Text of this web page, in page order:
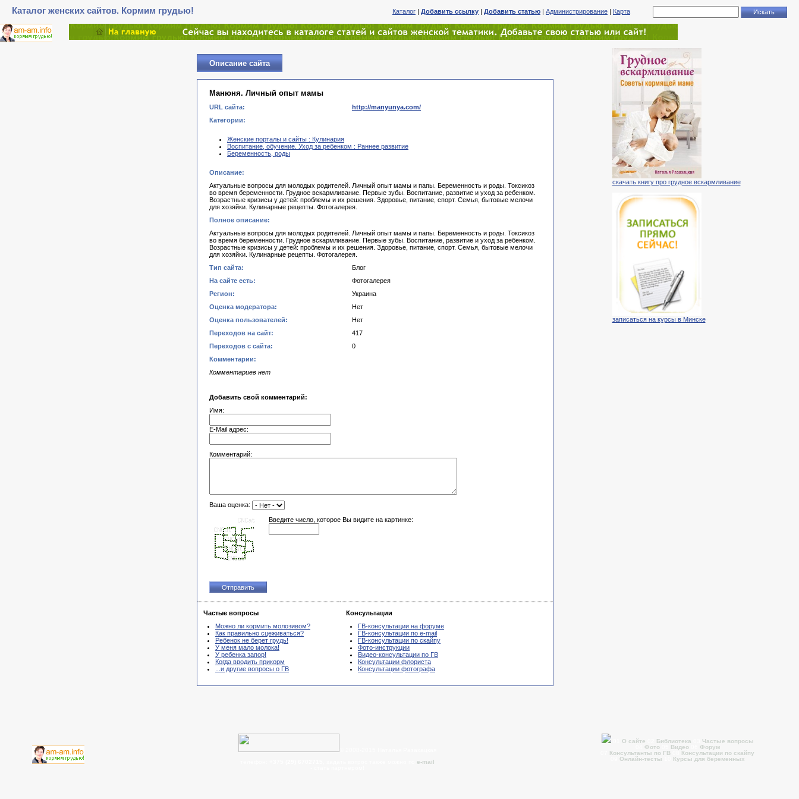
Каталог женских сайтов. Кормим грудью! Каталог | Добавить ссылку | Добавить статью | Администрирование | Карта
Описание сайта
Манюня. Личный опыт мамы
URL сайта:
http://manyunya.com/
Категории:
Женские порталы и сайты : Кулинария
Воспитание, обучение. Уход за ребенком : Раннее развитие
Беременность, роды
Описание:
Актуальные вопросы для молодых родителей. Личный опыт мамы и папы. Беременность и роды. Токсикоз
во время беременности. Грудное вскармливание. Первые зубы. Воспитание, развитие и уход за ребенком.
Возрастные кризисы у детей: проблемы и их решения. Здоровье, питание, спорт. Семья, бытовые мелочи
для хозяйки. Кулинарные рецепты. Фотогалерея.
Полное описание:
Актуальные вопросы для молодых родителей. Личный опыт мамы и папы. Беременность и роды. Токсикоз
во время беременности. Грудное вскармливание. Первые зубы. Воспитание, развитие и уход за ребенком.
Возрастные кризисы у детей: проблемы и их решения. Здоровье, питание, спорт. Семья, бытовые мелочи
для хозяйки. Кулинарные рецепты. Фотогалерея.
Тип сайта:
Блог
На сайте есть:
Фотогалерея
Регион:
Украина
Оценка модератора:
Нет
Оценка пользователей:
Нет
Переходов на сайт:
417
Переходов с сайта:
0
Комментарии:
Комментариев нет
Добавить свой комментарий:
Имя:
E-Mail адрес:
Комментарий:
Ваша оценка:
Введите число, которое Вы видите на картинке:
Частые вопросы
Можно ли кормить молозивом?
Как правильно сцеживаться?
Ребенок не берет грудь!
У меня мало молока!
У ребенка запор!
Когда вводить прикорм
...и другие вопросы о ГВ
Консультации
ГВ-консультации на форуме
ГВ-консультации по e-mail
ГВ-консультации по скайпу
Фото-инструкции
Видео-консультации по ГВ
Консультации флориста
Консультации фотографа
скачать книгу про грудное вскармливание
записаться на курсы в Минске
e-mail
01 О сайте Библиотека
Частые вопросы
Фото05 Видео06 Форум
Консультанты по ГВ
Консультации по скайпу
Онлайн-тесты Курсы для беременных